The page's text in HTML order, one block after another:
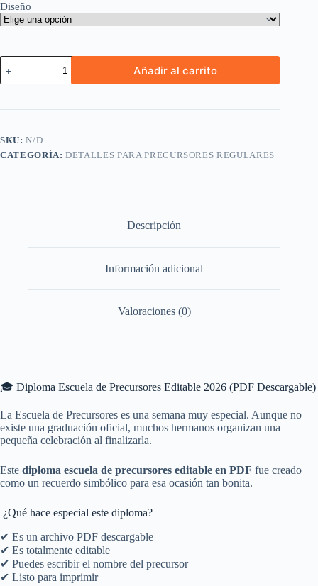
Diseño
Diploma
Escuela
de
Editable
cantidad
Añadir al carrito
SKU:N/D
CATEGORÍA:DETALLES PARA PRECURSORES REGULARES
Descripción
Información adicional
Valoraciones (0)
🎓 Diploma Escuela de Precursores Editable 2026 (PDF Descargable)
La Escuela de Precursores es una semana muy especial. Aunque no
existe una graduación oficial, muchos hermanos organizan una
pequeña celebración al finalizarla.
Este diploma escuela de precursores editable en PDF fue creado
como un recuerdo simbólico para esa ocasión tan bonita.
¿Qué hace especial este diploma?
✔ Es un archivo PDF descargable
✔ Es totalmente editable
✔ Puedes escribir el nombre del precursor
✔ Listo para imprimir